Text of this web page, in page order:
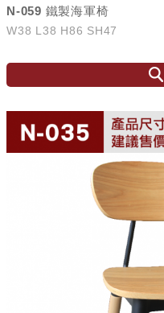
N-059 鐵製海軍椅
W38 L38 H86 SH47